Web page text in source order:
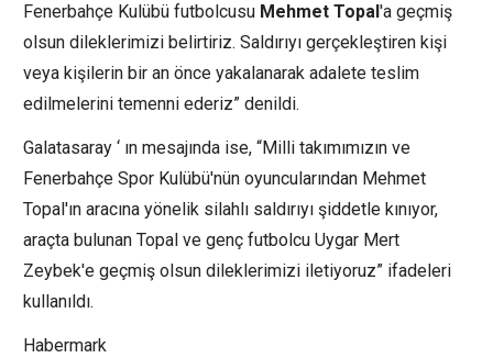
Fenerbahçe Kulübü futbolcusu Mehmet Topal'a geçmiş
olsun dileklerimizi belirtiriz. Saldırıyı gerçekleştiren kişi
veya kişilerin bir an önce yakalanarak adalete teslim
edilmelerini temenni ederiz” denildi.
Galatasaray ‘ ın mesajında ise, “Milli takımımızın ve
Fenerbahçe Spor Kulübü'nün oyuncularından Mehmet
Topal'ın aracına yönelik silahlı saldırıyı şiddetle kınıyor,
araçta bulunan Topal ve genç futbolcu Uygar Mert
Zeybek'e geçmiş olsun dileklerimizi iletiyoruz” ifadeleri
kullanıldı.
Habermark